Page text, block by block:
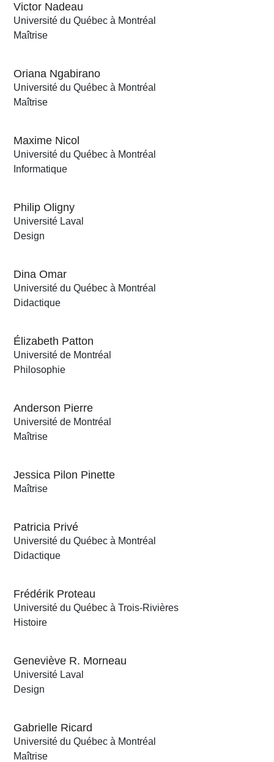
Victor Nadeau
Université du Québec à Montréal
Maîtrise
Oriana Ngabirano
Université du Québec à Montréal
Maîtrise
Maxime Nicol
Université du Québec à Montréal
Informatique
Philip Oligny
Université Laval
Design
Dina Omar
Université du Québec à Montréal
Didactique
Élizabeth Patton
Université de Montréal
Philosophie
Anderson Pierre
Université de Montréal
Maîtrise
Jessica Pilon Pinette
Maîtrise
Patricia Privé
Université du Québec à Montréal
Didactique
Frédérik Proteau
Université du Québec à Trois-Rivières
Histoire
Geneviève R. Morneau
Université Laval
Design
Gabrielle Ricard
Université du Québec à Montréal
Maîtrise